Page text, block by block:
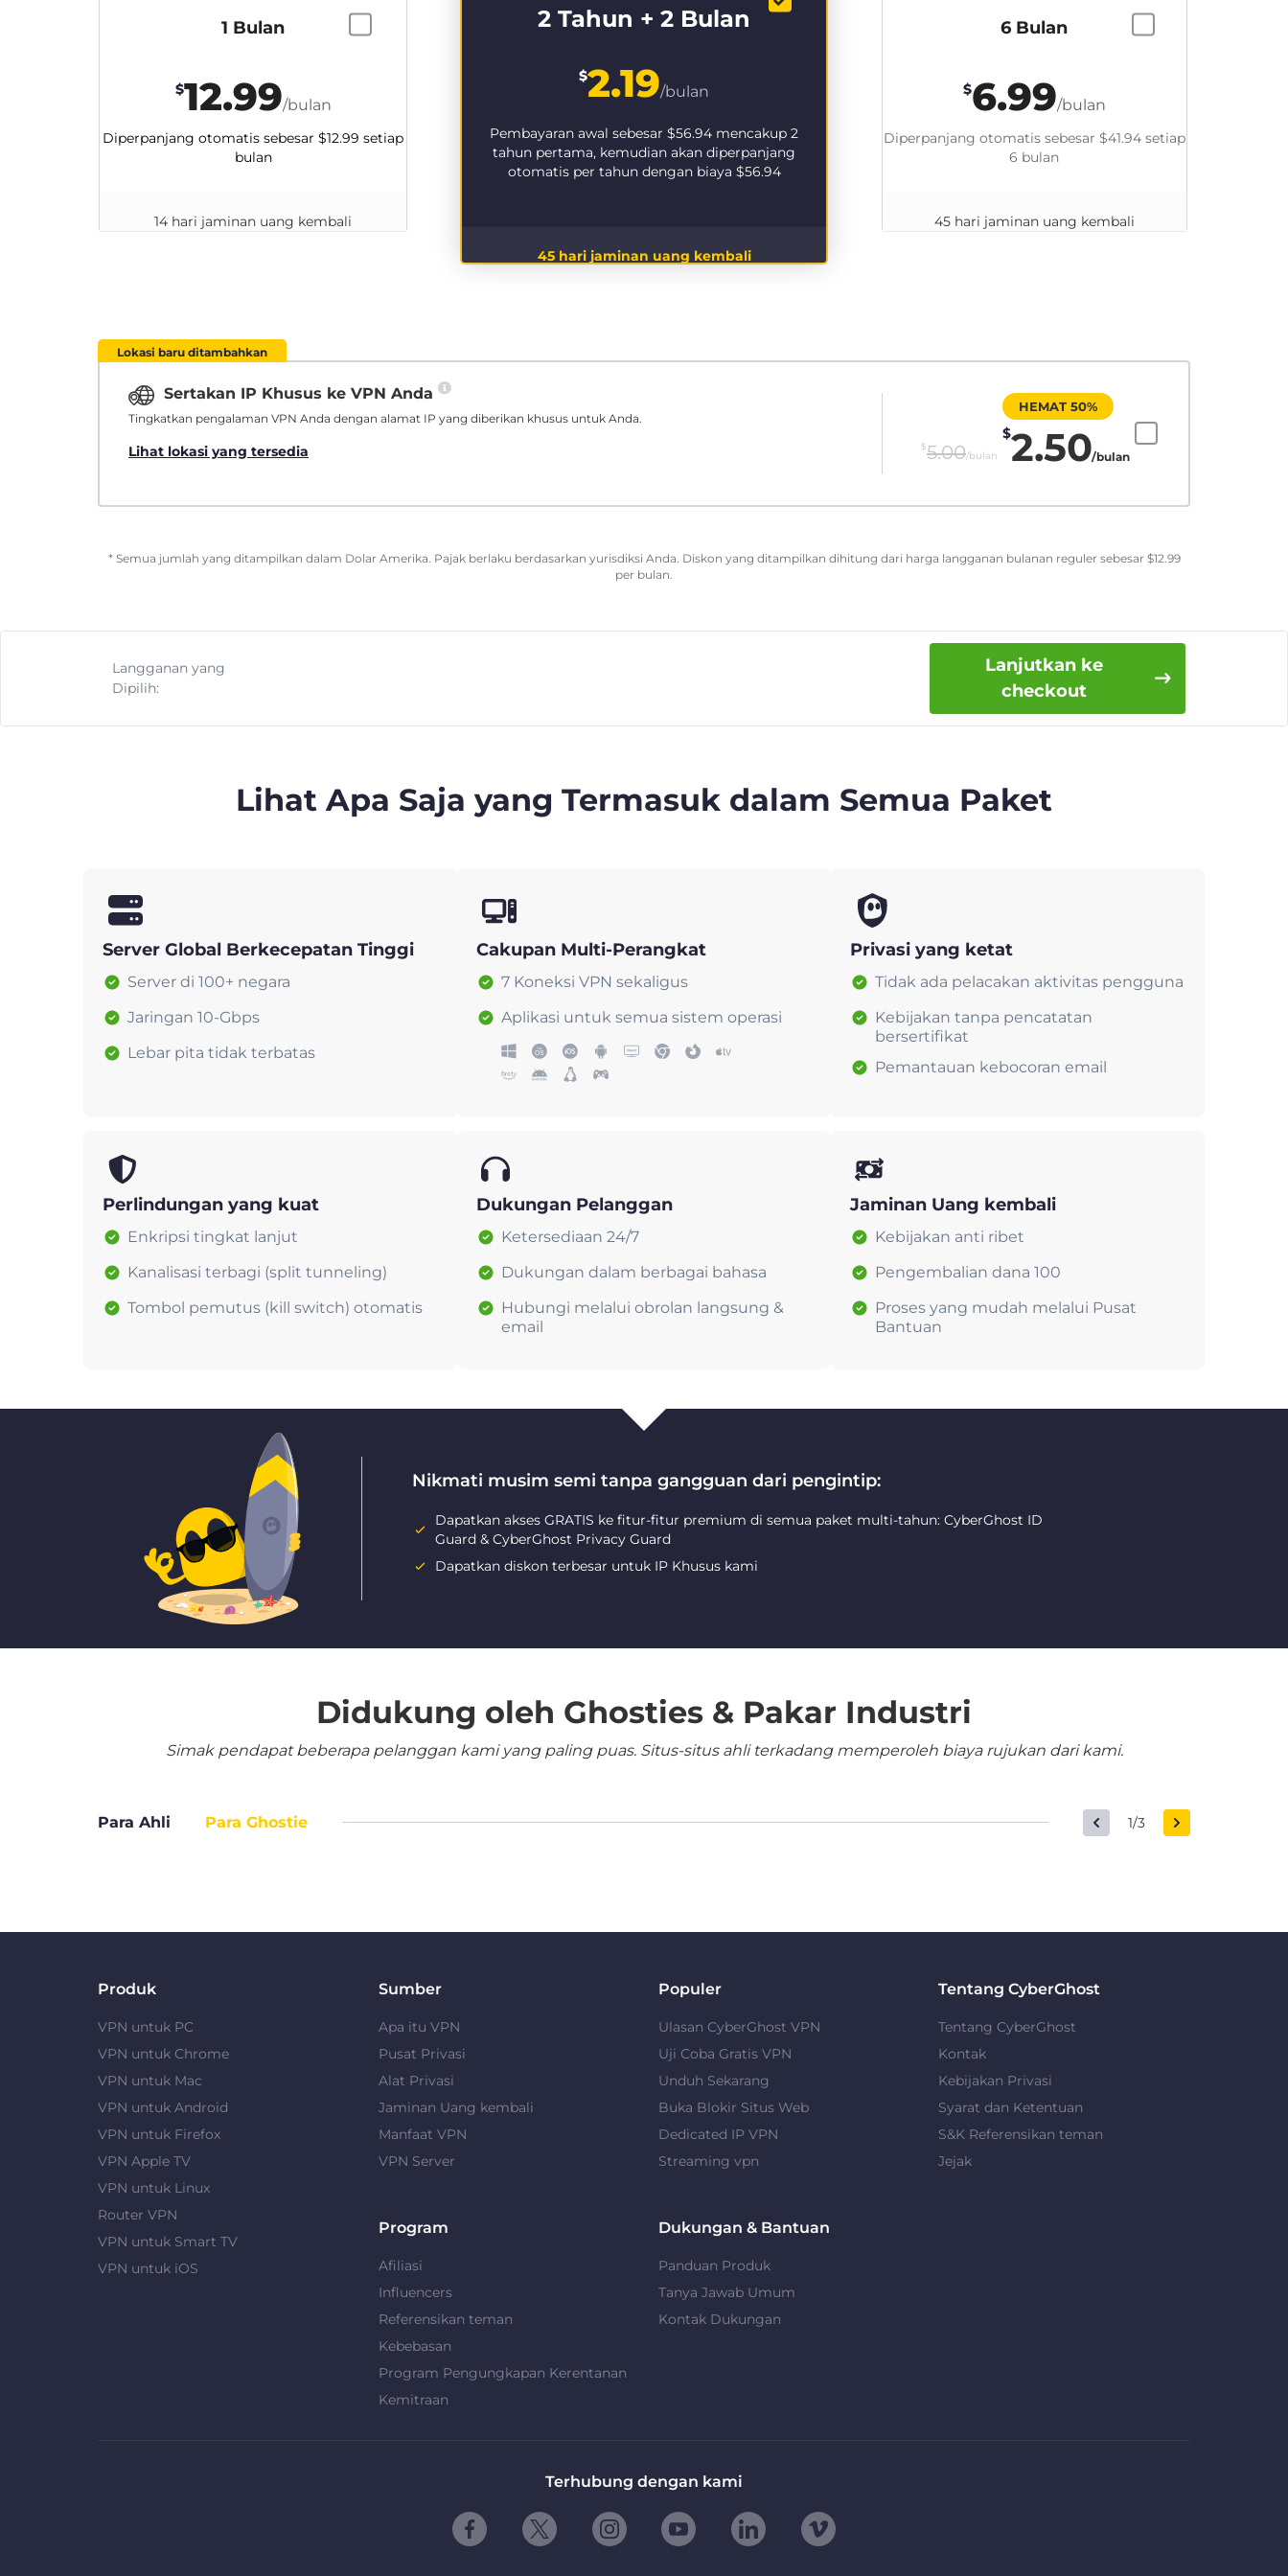
2 Tahun + 2 Bulan
$2.19/bulan
Pembayaran awal sebesar $56.94 mencakup 2
tahun pertama, kemudian akan diperpanjang
otomatis per tahun dengan biaya $56.94
45 hari jaminan uang kembali
6 Bulan
$6.99/bulan
Diperpanjang otomatis sebesar $41.94setiap
6 bulan
45 hari jaminan uang kembali
1 Bulan
$12.99/bulan
Diperpanjang otomatis sebesar $12.99 setiap
bulan
14 hari jaminan uang kembali
Lokasi baru ditambahkan
Sertakan IP Khusus ke VPN Anda
Tingkatkan pengalaman VPN Anda dengan alamat IP yang diberikan khusus untuk Anda.
Lihat lokasi yang tersedia $5.00/bulan
HEMAT 50%
$2.50/bulan
* Semua jumlah yang ditampilkan dalam Dolar Amerika. Pajak berlaku berdasarkan yurisdiksi Anda. Diskon yang ditampilkan dihitung dari harga langganan bulanan reguler sebesar $12.99
per bulan.
Langganan yang
Dipilih:
Lanjutkan ke
checkout
Lihat Apa Saja yang Termasuk dalam Semua Paket
Server Global Berkecepatan Tinggi
Server di 100+ negara
Jaringan 10-Gbps
Lebar pita tidak terbatas
Cakupan Multi-Perangkat
7 Koneksi VPN sekaligus
Aplikasi untuk semua sistem operasi
Privasi yang ketat
Tidak ada pelacakan aktivitas pengguna
Kebijakan tanpa pencatatan
bersertifikat
Pemantauan kebocoran email
Perlindungan yang kuat
Enkripsi tingkat lanjut
Kanalisasi terbagi (split tunneling)
Tombol pemutus (kill switch) otomatis
Dukungan Pelanggan
Ketersediaan 24/7
Dukungan dalam berbagai bahasa
Hubungi melalui obrolan langsung &
email
Jaminan Uang kembali
Kebijakan anti ribet
Pengembalian dana 100
Proses yang mudah melalui Pusat
Bantuan
Nikmati musim semi tanpa gangguan dari pengintip:
Dapatkan akses GRATIS ke fitur-fitur premium di semua paket multi-tahun: CyberGhost ID
Guard & CyberGhost Privacy Guard
Dapatkan diskon terbesar untuk IP Khusus kami
Didukung oleh Ghosties & Pakar Industri
Simak pendapat beberapa pelanggan kami yang paling puas. Situs-situs ahli terkadang memperoleh biaya rujukan dari kami.
Para Ahli Para Ghostie 1/3
Produk
VPN untuk PC
VPN untuk Chrome
VPN untuk Mac
VPN untuk Android
VPN untuk Firefox
VPN Apple TV
VPN untuk Linux
Router VPN
VPN untuk Smart TV
VPN untuk iOS
Sumber
Apa itu VPN
Pusat Privasi
Alat Privasi
Jaminan Uang kembali
Manfaat VPN
VPN Server
Populer
Ulasan CyberGhost VPN
Uji Coba Gratis VPN
Unduh Sekarang
Buka Blokir Situs Web
Dedicated IP VPN
Streaming vpn
Tentang CyberGhost
Tentang CyberGhost
Kontak
Kebijakan Privasi
Syarat dan Ketentuan
S&K Referensikan teman
Jejak
Program
Afiliasi
Influencers
Referensikan teman
Kebebasan
Program Pengungkapan Kerentanan
Kemitraan
Dukungan & Bantuan
Panduan Produk
Tanya Jawab Umum
Kontak Dukungan
Terhubung dengan kami